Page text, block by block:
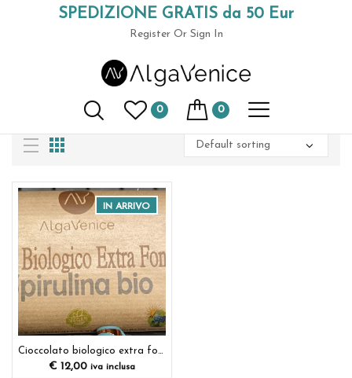
SPEDIZIONE GRATIS da 50 Eur
Register Or Sign In
(+39) 049 9789591
0 0
Food spirulina cioccolato
Food spirulina cioccolato
20 / 24 ALL
IN ARRIVO
Cioccolato biologico extra fondente 70% con Spirulina scaglie
€ 12,00 iva inclusa